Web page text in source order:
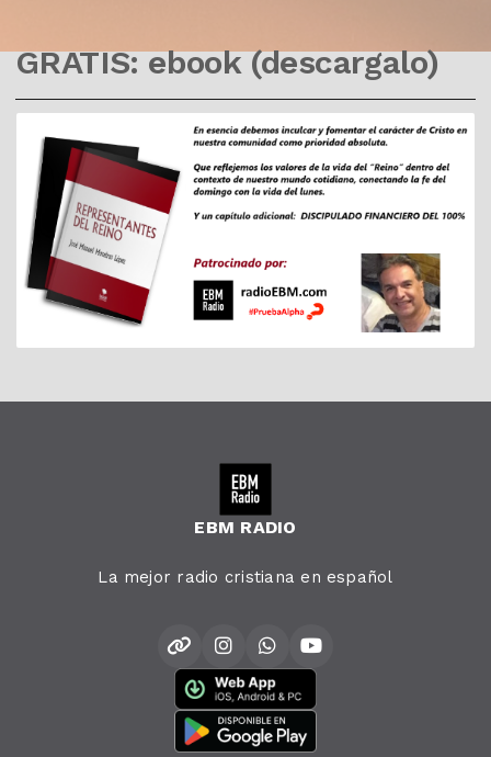
GRATIS: ebook (descargalo)
EBM RADIO
La mejor radio cristiana en español